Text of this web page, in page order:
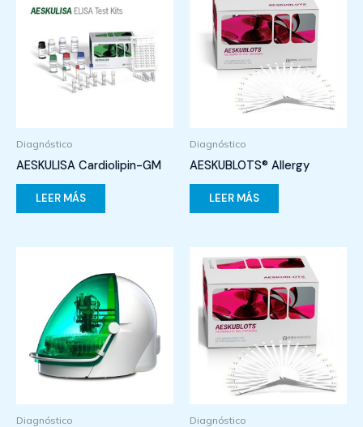
Diagnóstico
AESKULISA Cardiolipin-GM
LEER MÁS
Diagnóstico
AESKUBLOTS® Allergy
LEER MÁS
Diagnóstico Diagnóstico